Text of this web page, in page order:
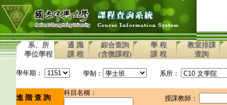
系、所
學位學程
通 識
課 程
綜合查詢
(含微課程)
學 程
課 程
教室排課
查詢
學年期： 學制： 系所：
進 階 查 詢
科目名稱：
授課教師：